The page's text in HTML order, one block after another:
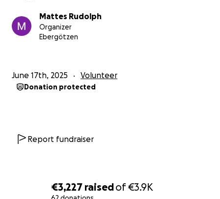
€3,227 raisedof€3.9K
Mattes Rudolph
Organizer
Ebergötzen
June 17th, 2025 Volunteer
Donation protected
Report fundraiser